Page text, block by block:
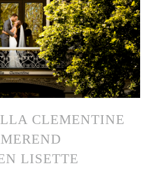
CLEMENTINE
LISETTE